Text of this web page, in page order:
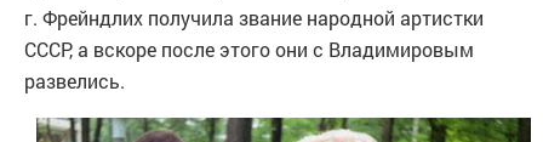
г. Фрейндлих получила звание народной артистки
СССР, а вскоре после этого они с Владимировым
развелись.